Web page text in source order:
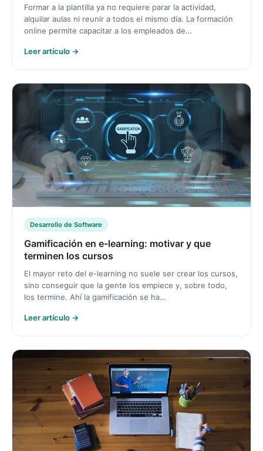
Formar a la plantilla ya no requiere parar la actividad,
alquilar aulas ni reunir a todos el mismo día. La formación
online permite capacitar a los empleados de…
Leer artículo →
Desarrollo de Software
Gamificación en e-learning: motivar y que
terminen los cursos
El mayor reto del e-learning no suele ser crear los cursos,
sino conseguir que la gente los empiece y, sobre todo,
los termine. Ahí la gamificación se ha…
Leer artículo →